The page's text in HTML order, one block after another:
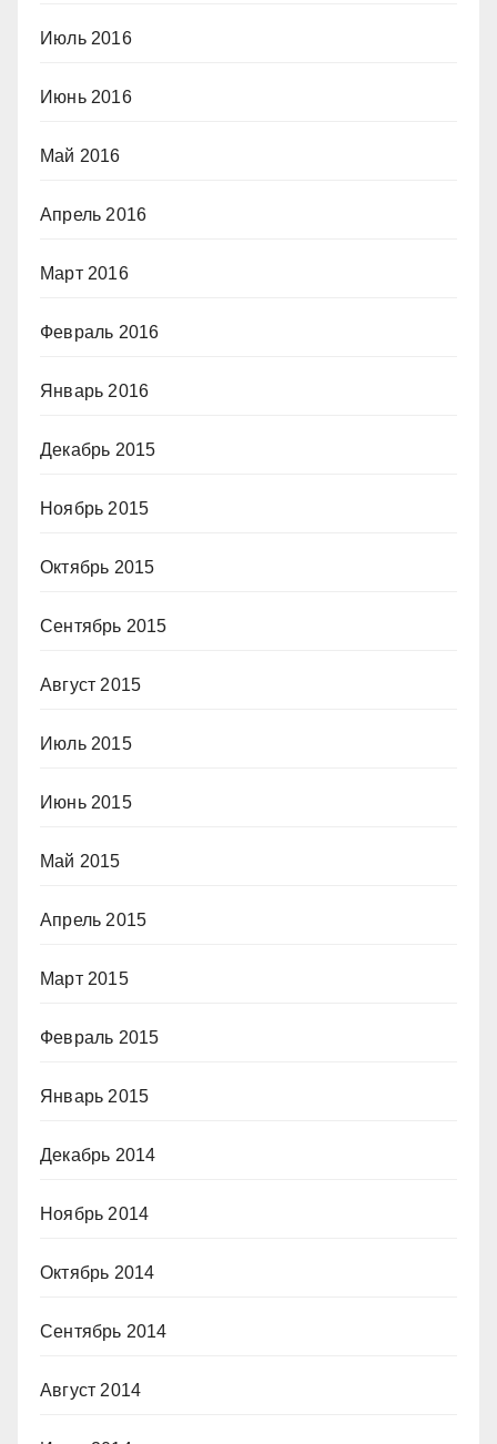
Июль 2016
Июнь 2016
Май 2016
Апрель 2016
Март 2016
Февраль 2016
Январь 2016
Декабрь 2015
Ноябрь 2015
Октябрь 2015
Сентябрь 2015
Август 2015
Июль 2015
Июнь 2015
Май 2015
Апрель 2015
Март 2015
Февраль 2015
Январь 2015
Декабрь 2014
Ноябрь 2014
Октябрь 2014
Сентябрь 2014
Август 2014